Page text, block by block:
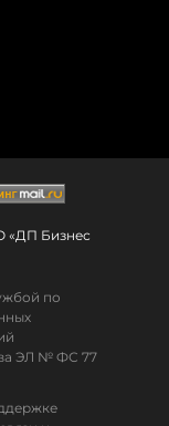
«ДП Бизнес
по
ЭЛ № ФС 77